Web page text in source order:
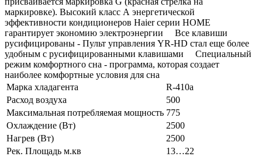
маркировке). Высокий класс А энергетической
эффективности кондиционеров Haier серии HOME
гарантирует экономию электроэнергии Все клавиши
русифицированы - Пульт управления YR-HD стал еще более
удобным с русифицированными клавишами Специальный
режим комфортного сна - программа, которая создает
наиболее комфортные условия для сна
Марка хладагента
R-410a
Расход воздуха
500
Максимальная потребляемая мощность 775
Охлаждение (Вт)
2500
Нагрев (Вт)
2500
Рек. Площадь м.кв
13…22